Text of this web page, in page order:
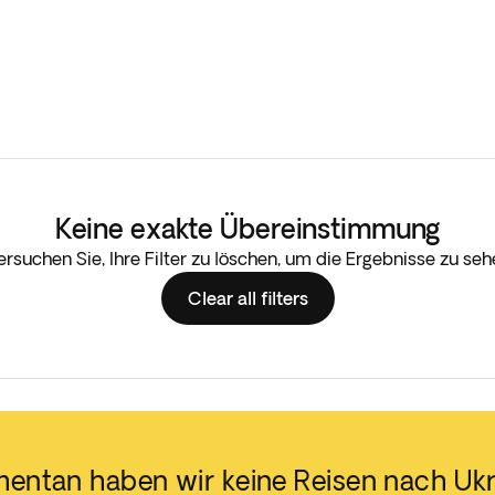
Keine exakte Übereinstimmung
Sie, Ihre Filter zu löschen, um die Ergebnisse zu
Clear all filters
haben wir keine Reisen nach